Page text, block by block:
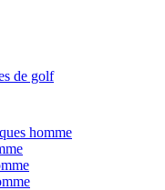
de golf
homme